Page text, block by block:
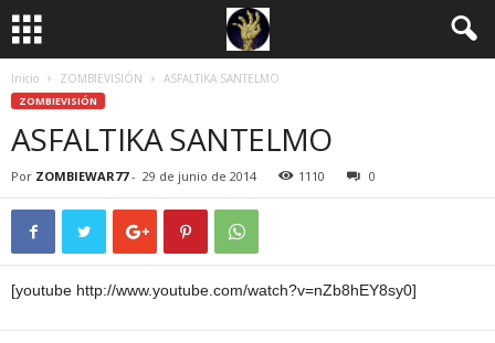
Inicio ZOMBIEVISIÓN ASFALTIKA SANTELMO
ZOMBIEVISIÓN
ASFALTIKA SANTELMO
Por ZOMBIEWAR77- 29 de junio de 2014 1110 0
[youtube http://www.youtube.com/watch?v=nZb8hEY8sy0]